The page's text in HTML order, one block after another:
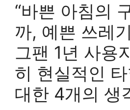
“바쁜 아침의
까, 예쁜 쓰레
그팬 1년 사용
히 현실적인 타
대한 4개의 생